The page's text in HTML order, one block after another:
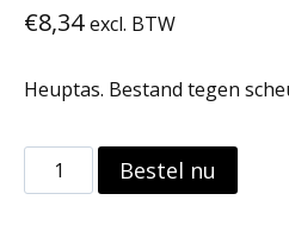
€8,34 excl. BTW
Heuptas. Bestand tegen
Heuptas
aantal
Bestel nu